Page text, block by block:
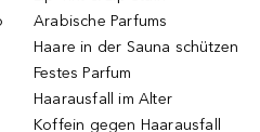
Arabische Parfums
Haare in der Sauna schützen
Festes Parfum
Haarausfall im Alter
Koffein gegen Haarausfall